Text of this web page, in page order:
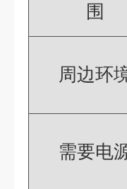
围
周边环
需要电